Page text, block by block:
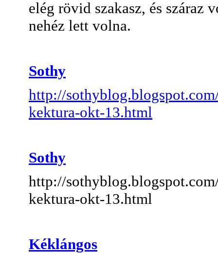
elég rövid szakasz, és száraz
nehéz lett volna.
Sothy
http://
kektura-okt-13.html
Sothy
http://
kektura-okt-13.html
Kéklángos